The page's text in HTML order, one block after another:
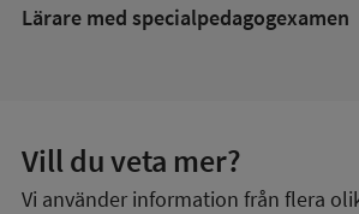
Lärare med specialpedagog­examen
Vill du veta mer?
Vi använder information från flera